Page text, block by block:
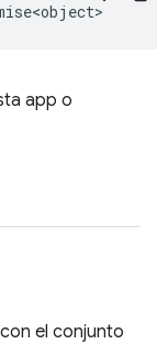
app o
el conjunto